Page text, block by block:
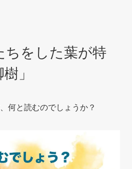
ちをした葉が特
」
何と読むのでしょうか？